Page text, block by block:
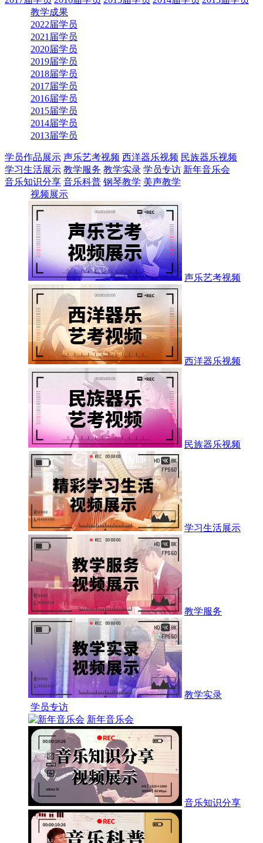
教学成果
2022届学员
2021届学员
2020届学员
2019届学员
2018届学员
2017届学员
2016届学员
2015届学员
2014届学员
2013届学员
学员作品展示 声乐艺考视频 西洋器乐视频 民族器乐视频
学习生活展示 教学服务 教学实录 学员专访 新年音乐会
音乐知识分享 音乐科普 钢琴教学 美声教学
视频展示
声乐艺考视频
西洋器乐视频
民族器乐视频
学习生活展示
教学服务
教学实录
学员专访
新年音乐会
音乐知识分享